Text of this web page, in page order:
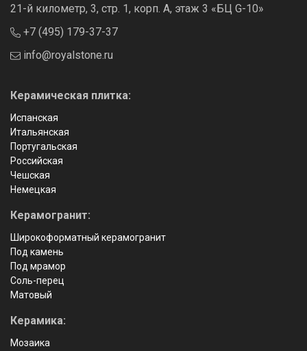
21-й километр, 3, стр. 1, корп. А, этаж 3 «БЦ G-10»
+7 (495) 179-37-37
info@royalstone.ru
Керамическая плитка:
Испанская
Итальянская
Португальская
Российская
Чешская
Немецкая
Керамогранит:
Широкоформатный керамогранит
Под камень
Под мрамор
Соль-перец
Матовый
Керамика:
Мозаика